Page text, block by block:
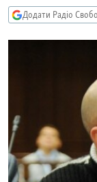
пошуку
ТИ ЯК?
МУЛЬТИМЕДІА
ФОТО
СПЕЦПРОЄКТИ
ПОДКАСТИ
Додати Радіо